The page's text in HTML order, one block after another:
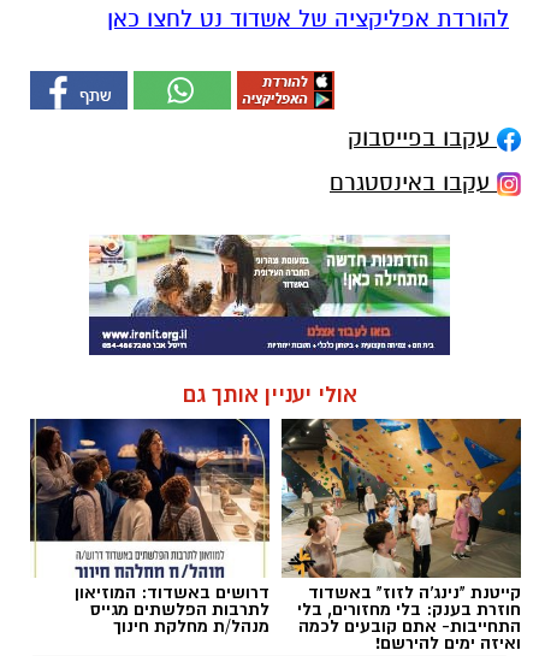
להורדת אפליקציה של אשדוד נט לחצו כאן
עקבו בפייסבוק
עקבו באינסטגרם
אולי יעניין אותך גם
קייטנת "נינג'ה לזוז" באשדוד
חוזרת בענק: בלי מחזורים, בלי
התחייבות- אתם קובעים לכמה
ואיזה ימים להירשם!
דרושים באשדוד: המוזיאון
לתרבות הפלשתים מגייס
מנהל/ת מחלקת חינוך